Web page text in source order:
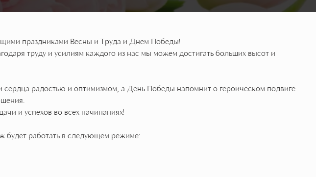
праздниками Весны и Труда и Днем Победы!
труду и усилиям каждого из нас мы можем достигать больших высот и
сердца радостью и оптимизмом, а День Победы напомнит о героическом подвиге
и успехов во всех начинаниях!
будет работать в следующем режиме: